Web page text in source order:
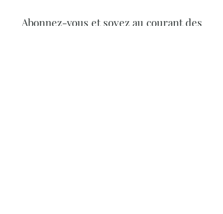
Abonnez-vous et soyez au courant des